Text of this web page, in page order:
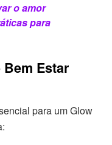
o amor
para
Estar
para um Glow